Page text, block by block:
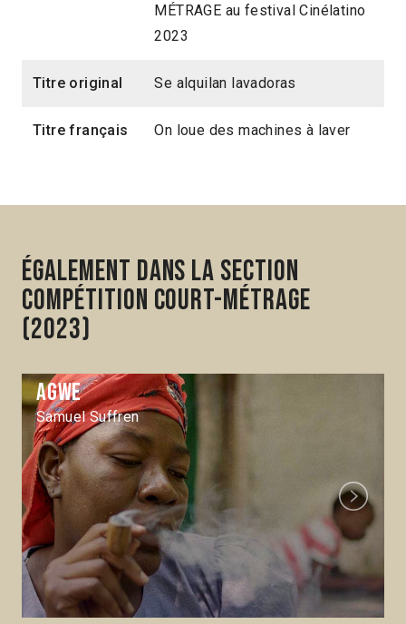
MÉTRAGE au festival Cinélatino
2023
Titre original Se alquilan lavadoras
Titre français On loue des machines à laver
Également dans la section
Compétition Court-métrage
(2023)
Agwe
Samuel Suffren
Next